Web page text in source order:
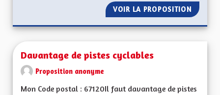
VOIR LA PROPOSITION TAXER
Davantage de pistes cyclables
Proposition anonyme
Mon Code postal : 67120Il faut davantage de pistes